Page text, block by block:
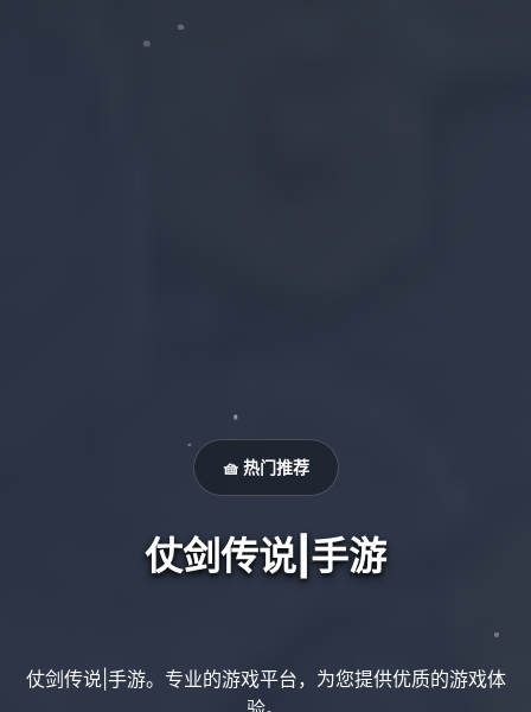
🧺 热门推荐
仗剑传说|手游
仗剑传说|手游。专业的游戏平台，为您提供优质的游戏体